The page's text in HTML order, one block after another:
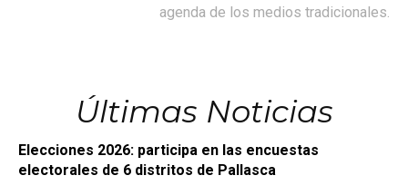
agenda de los medios tradicionales.
Últimas Noticias
Elecciones 2026: participa en las encuestas
electorales de 6 distritos de Pallasca